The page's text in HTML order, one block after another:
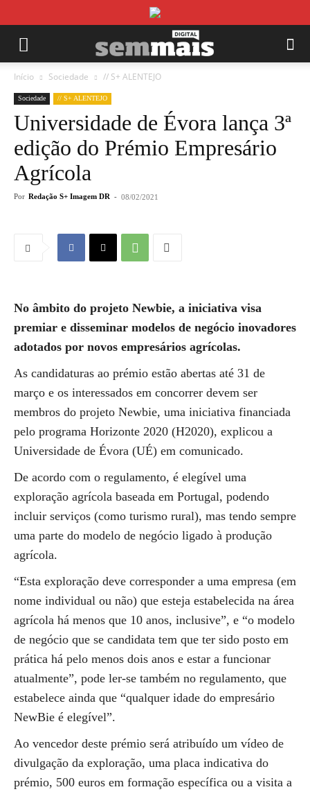
Início Sociedade // S+ ALENTEJO
Sociedade // S+ ALENTEJO
Universidade de Évora lança 3ª
edição do Prémio Empresário
Agrícola
Por Redação S+ Imagem DR - 08/02/2021
No âmbito do projeto Newbie, a iniciativa visa
premiar e disseminar modelos de negócio inovadores
adotados por novos empresários agrícolas.
As candidaturas ao prémio estão abertas até 31 de
março e os interessados em concorrer devem ser
membros do projeto Newbie, uma iniciativa financiada
pelo programa Horizonte 2020 (H2020), explicou a
Universidade de Évora (UÉ) em comunicado.
De acordo com o regulamento, é elegível uma
exploração agrícola baseada em Portugal, podendo
incluir serviços (como turismo rural), mas tendo sempre
uma parte do modelo de negócio ligado à produção
agrícola.
“Esta exploração deve corresponder a uma empresa (em
nome individual ou não) que esteja estabelecida na área
agrícola há menos que 10 anos, inclusive”, e “o modelo
de negócio que se candidata tem que ter sido posto em
prática há pelo menos dois anos e estar a funcionar
atualmente”, pode ler-se também no regulamento, que
estabelece ainda que “qualquer idade do empresário
NewBie é elegível”.
Ao vencedor deste prémio será atribuído um vídeo de
divulgação da exploração, uma placa indicativa do
prémio, 500 euros em formação específica ou a visita a